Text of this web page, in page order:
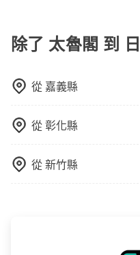
心地享受旅步為您提供
在用車前一天才開始安排
提供服務司機和車輛資訊
booking@tripool.app，
除了 太魯閣 到
從 嘉義縣
從彰化縣
從新竹縣